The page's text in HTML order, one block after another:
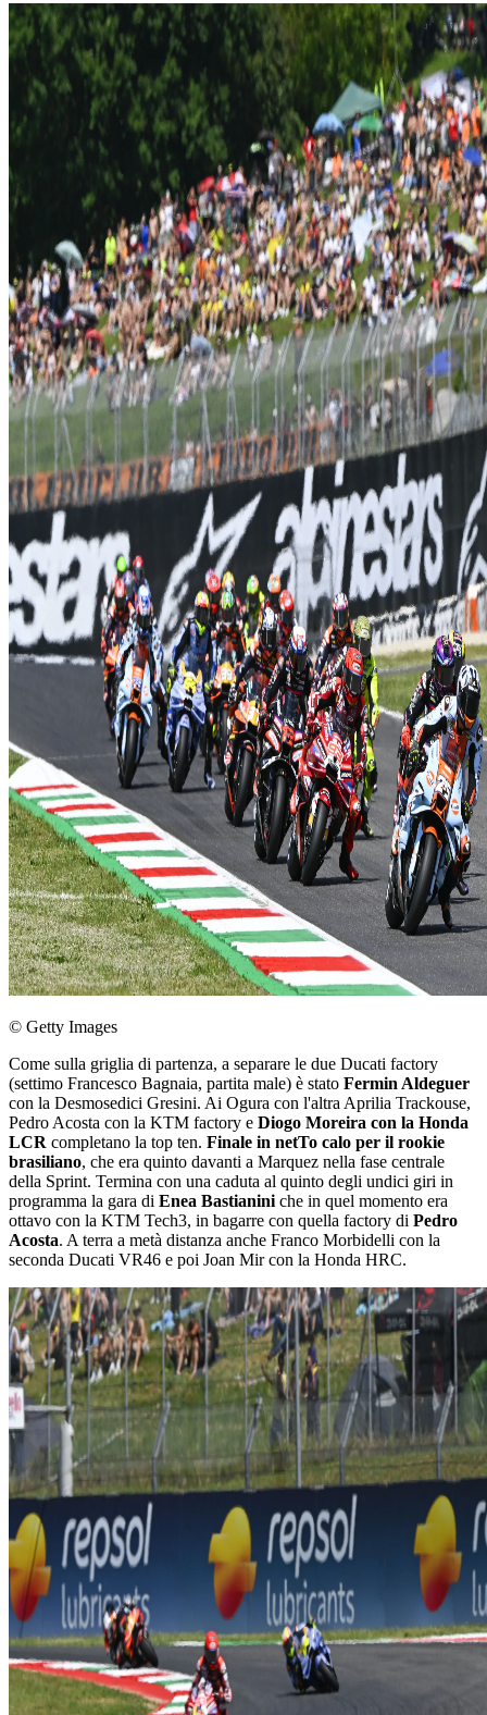
© Getty Images
Come sulla griglia di partenza, a separare le due Ducati factory
(settimo Francesco Bagnaia, partita male) è stato Fermin Aldeguer
con la Desmosedici Gresini. Ai Ogura con l'altra Aprilia Trackouse,
Pedro Acosta con la KTM factory e Diogo Moreira con la Honda
LCR completano la top ten. Finale in netTo calo per il rookie
brasiliano, che era quinto davanti a Marquez nella fase centrale
della Sprint. Termina con una caduta al quinto degli undici giri in
programma la gara di Enea Bastianini che in quel momento era
ottavo con la KTM Tech3, in bagarre con quella factory di Pedro
Acosta. A terra a metà distanza anche Franco Morbidelli con la
seconda Ducati VR46 e poi Joan Mir con la Honda HRC.